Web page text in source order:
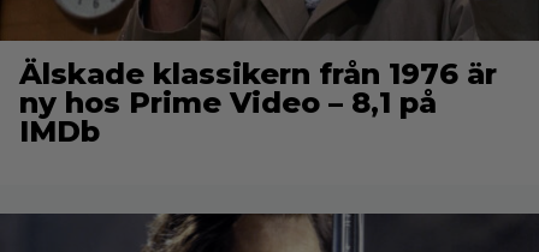
Älskade klassikern från 1976 är
ny hos Prime Video – 8,1 på
IMDb